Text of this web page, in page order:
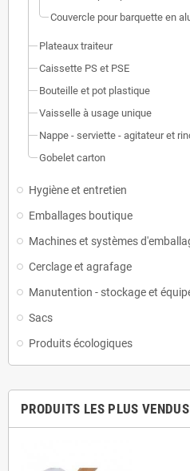
Couvercle pour barquette en
Plateaux traiteur
Caissette PS et PSE
Bouteille et pot plastique
Vaisselle à usage unique
Nappe - serviette - agitateur et
Gobelet carton
Hygiène et entretien
Emballages boutique
Machines et systèmes
Cerclage et agrafage
Manutention - stockage et
Sacs
Produits écologiques
PRODUITS LES PLUS VENDUS